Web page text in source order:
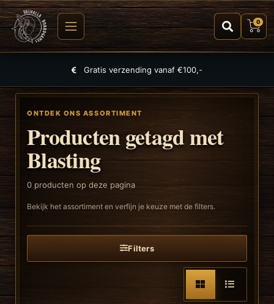
0
Gratis verzending vanaf €100,-
ONTDEK ONS ASSORTIMENT
Producten getagd met
Blasting
0 producten op deze pagina
Bekijk het assortiment en verfijn je keuze met de filters.
Filters